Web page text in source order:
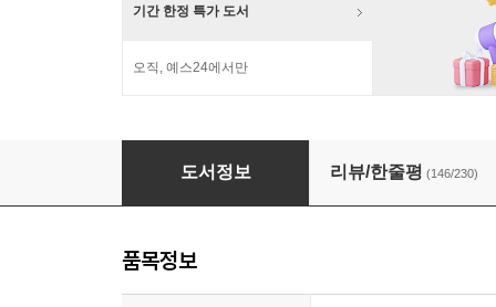
기간 한정 특가 도서
오직, 예스24에서만
침묵의 봄
도서정보 리뷰/한줄평 (146/230)
품목정보